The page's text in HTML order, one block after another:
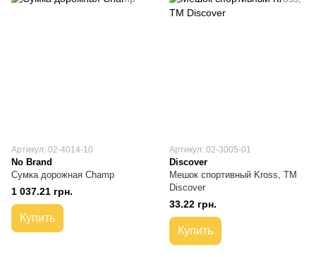
Артикул: 02-4014-10
No Brand
Сумка дорожная Champ
1 037.21 грн.
Купить
Артикул: 02-3005-01
Discover
Мешок спортивный Kross, TM
Discover
33.22 грн.
Купить